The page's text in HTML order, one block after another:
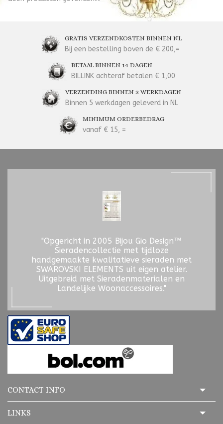
GRATIS VERZENDKOSTEN BINNEN NL
Bij een bestelling boven de € 200,=
BETAAL BINNEN 14 DAGEN
BILLINK achteraf betalen € 1,00
VERZENDING BINNEN 3 WERKDAGEN
Binnen 5 werkdagen geleverd in NL
MINIMUM ORDERBEDRAG
vanaf € 15, =
"Opgericht in 2005 Bijou Gio Design™
Sieradencollectie met tijdloze
handgemaakte kwalitatieve sieraden met
SWAROVSKI ELEMENTS uit eigen atelier.
Uitgebreid met Sieradenmaterialen en
Landelijke Woonaccessoires."
CONTACT INFO
LINKS